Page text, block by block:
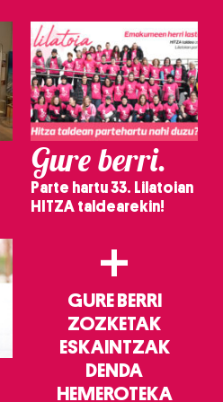
Gure berri.
Parte hartu 33. Lilatoian
HITZA taldearekin!
+
GURE BERRI
ZOZKETAK
ESKAINTZAK
DENDA
HEMEROTEKA